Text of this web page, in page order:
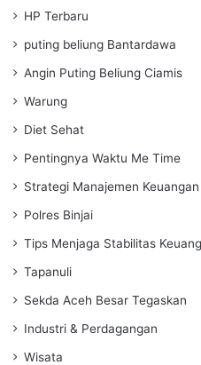
HP Terbaru
puting beliung Bantardawa
Angin Puting Beliung Ciamis
Warung
Diet Sehat
Pentingnya Waktu Me Time
Strategi Manajemen Keuangan
Polres Binjai
Tips Menjaga Stabilitas
Tapanuli
Sekda Aceh Besar Tegaskan
Industri & Perdagangan
Wisata